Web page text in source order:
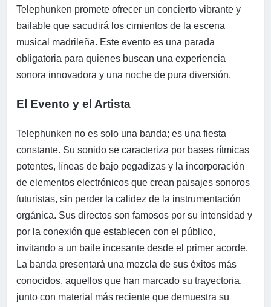
Telephunken promete ofrecer un concierto vibrante y
bailable que sacudirá los cimientos de la escena
musical madrileña. Este evento es una parada
obligatoria para quienes buscan una experiencia
sonora innovadora y una noche de pura diversión.
El Evento y el Artista
Telephunken no es solo una banda; es una fiesta
constante. Su sonido se caracteriza por bases rítmicas
potentes, líneas de bajo pegadizas y la incorporación
de elementos electrónicos que crean paisajes sonoros
futuristas, sin perder la calidez de la instrumentación
orgánica. Sus directos son famosos por su intensidad y
por la conexión que establecen con el público,
invitando a un baile incesante desde el primer acorde.
La banda presentará una mezcla de sus éxitos más
conocidos, aquellos que han marcado su trayectoria,
junto con material más reciente que demuestra su